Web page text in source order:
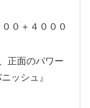
０＋４０００
正面のパワー
ッシュ』